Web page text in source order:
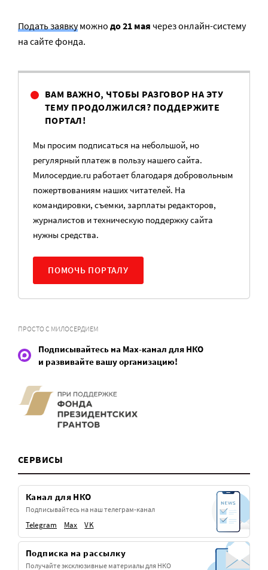
Подать заявкуможно до 21 мая через онлайн-систему
на сайте фонда.
ВАМ ВАЖНО, ЧТОБЫ РАЗГОВОР НА ЭТУ
ТЕМУ ПРОДОЛЖИЛСЯ? ПОДДЕРЖИТЕ
ПОРТАЛ!
Мы просим подписаться на небольшой, но
регулярный платеж в пользу нашего сайта.
Милосердие.ru работает благодаря добровольным
пожертвованиям наших читателей. На
командировки, съемки, зарплаты редакторов,
журналистов и техническую поддержку сайта
нужны средства.
ПОМОЧЬ ПОРТАЛУ
ПРОСТО С МИЛОСЕРДИЕМ
Подписывайтесь на Max-канал для НКО
и развивайте вашу организацию!
СЕРВИСЫ
Канал для НКО
Подписывайтесь на наш телеграм-канал
Telegram Max VK
Подписка на рассылку
Получайте эксклюзивные материалы для НКО